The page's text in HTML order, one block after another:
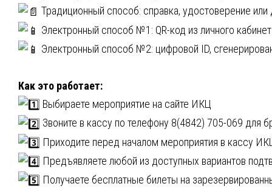
Традиционный способ: справка, удостоверение
Электронный способ №1: QR-код из личного
Электронный способ №2: цифровой ID,
Как это работает:
Выбираете мероприятие на сайте ИКЦ
Звоните в кассу по телефону 8(4842) 705-069 для
Приходите перед началом мероприятия в кассу
Предъявляете любой из доступных вариантов
Получаете бесплатные билеты на